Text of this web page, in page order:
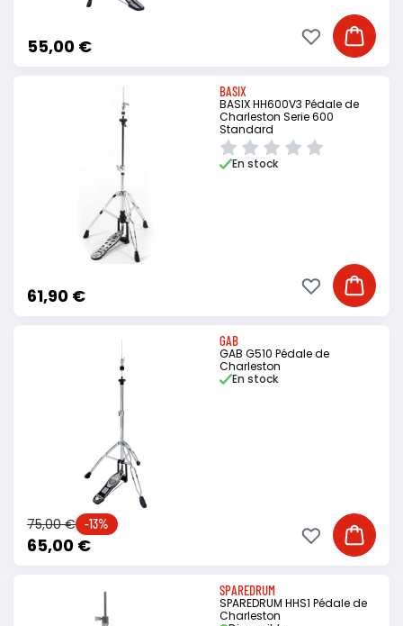
55,00 € Ajouter
Ajouter à ma
BASIX
BASIX HH600V3 Pédale de
Charleston Serie 600
Standard
61,90 €
En stock
Ajouter
Ajouter à ma
GAB
GAB G510 Pédale de
Charleston
65,00 €
75,00 € -13%
En stock
Ajouter
Ajouter à ma
SPAREDRUM
SPAREDRUM HHS1 Pédale de
Charleston